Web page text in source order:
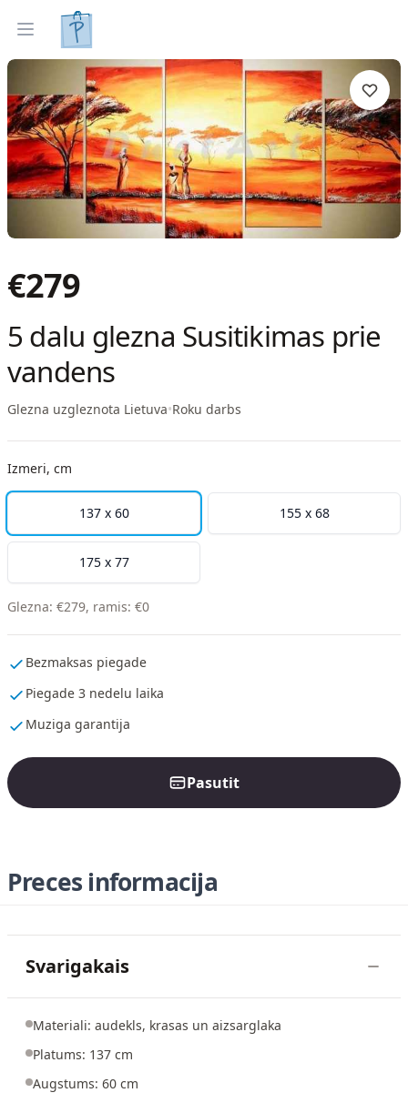
Open menu
Gleznas Izveleties pec interjera
€279
5 dalu glezna Susitikimas prie
vandens
Glezna uzgleznota Lietuva•Roku darbs
Izmeri, cm
137 x 60 155 x 68
175 x 77
Glezna: €279, ramis: €0
Bezmaksas piegade
Piegade 3 nedelu laika
Muziga garantija
Pasutit
Preces informacija
Svarigakais
Materiali: audekls, krasas un aizsarglaka
Platums: 137 cm
Augstums: 60 cm